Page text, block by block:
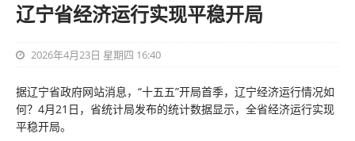
辽宁省经济运行实现平稳开局
2026年4月23日 星期四 16:40
据辽宁省政府网站消息，“十五五”开局首季，辽宁经济运行情况如
何？4月21日，省统计局发布的统计数据显示，全省经济运行实现
平稳开局。